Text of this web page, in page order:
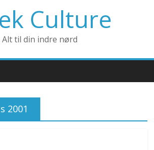
Culture
Alt til din indre nørd
2001